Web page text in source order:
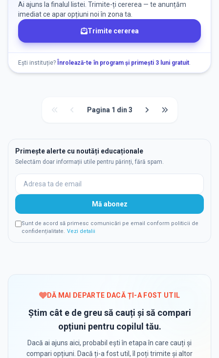
Ai ajuns la finalul listei. Trimite-ți cererea — te anunțăm
imediat ce apar opțiuni noi în zona ta.
Trimite cererea
Ești instituție? Înrolează-te în program și primești 3 luni gratuit.
Pagina 1 din 3
Primește alerte cu noutăți educaționale
Selectăm doar informații utile pentru părinți, fără spam.
Mă abonez
Sunt de acord să primesc comunicări pe email conform politicii de
confidențialitate. Vezi detalii
DĂ MAI DEPARTE DACĂ ȚI-A FOST UTIL
Știm cât e de greu să cauți și să compari
opțiuni pentru copilul tău.
Dacă ai ajuns aici, probabil ești în etapa în care cauți și
compari opțiuni. Dacă ți-a fost util, îl poți trimite și altor